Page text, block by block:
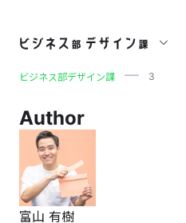
3
ビジネス部デザイン課 3
Author
富山 有樹